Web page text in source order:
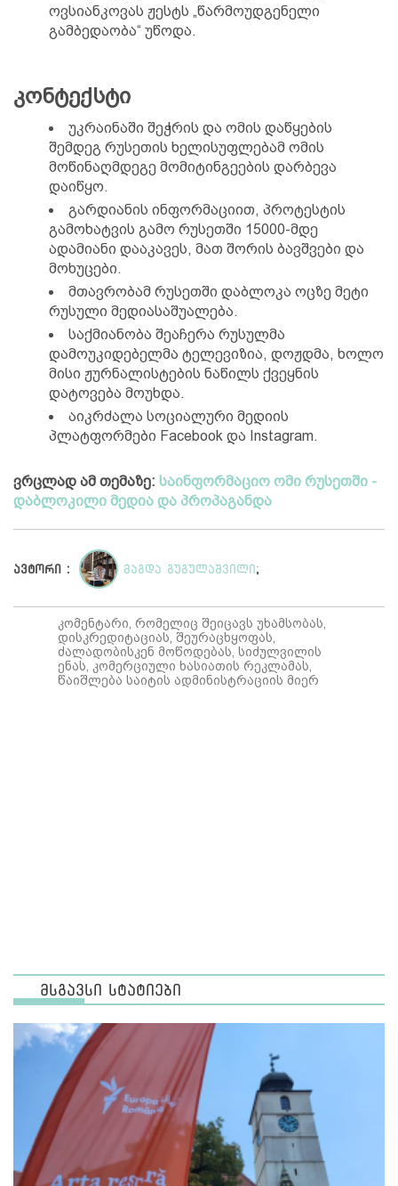
ოვსიანკოვას ჟესტს „წარმოუდგენელი
გამბედაობა“ უწოდა.
კონტექსტი
უკრაინაში შეჭრის და ომის დაწყების
შემდეგ რუსეთის ხელისუფლებამ ომის
მოწინაღმდეგე მომიტინგეების დარბევა
დაიწყო.
გარდიანის ინფორმაციით, პროტესტის
გამოხატვის გამო რუსეთში 15000-მდე
ადამიანი დააკავეს, მათ შორის ბავშვები და
მოხუცები.
მთავრობამ რუსეთში დაბლოკა ოცზე მეტი
რუსული მედიასაშუალება.
საქმიანობა შეაჩერა რუსულმა
დამოუკიდებელმა ტელევიზია, დოჟდმა, ხოლო
მისი ჟურნალისტების ნაწილს ქვეყნის
დატოვება მოუხდა.
აიკრძალა სოციალური მედიის
პლატფორმები Facebook და Instagram.
ვრცლად ამ თემაზე: საინფორმაციო ომი რუსეთში -
დაბლოკილი მედია და პროპაგანდა
ავტორი : მაგდა გუგულაშვილი ;
კომენტარი, რომელიც შეიცავს უხამსობას,
დისკრედიტაციას, შეურაცხყოფას,
ძალადობისკენ მოწოდებას, სიძულვილის
ენას, კომერციული ხასიათის რეკლამას,
წაიშლება საიტის ადმინისტრაციის მიერ
მსგავსი სტატიები